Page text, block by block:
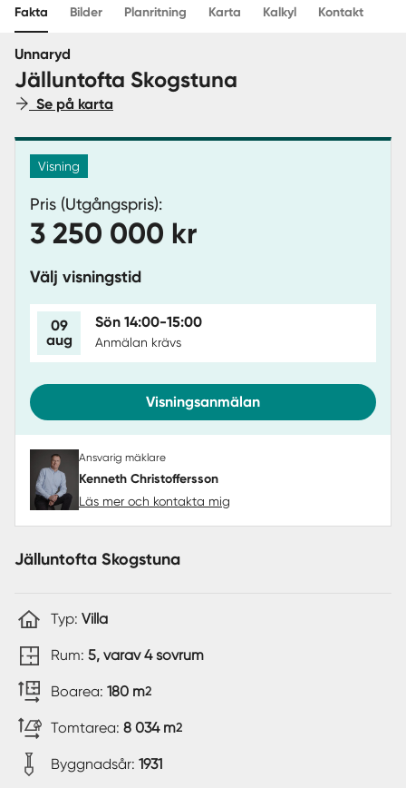
Sverige|
Fakta Bilder Planritning Karta Kalkyl Kontakt
Unnaryd
Jälluntofta Skogstuna
Se på karta
Visning
Pris (Utgångspris):
3 250 000 kr
Välj visningstid
09
aug
Sön 14:00-15:00
Anmälan krävs
Visningsanmälan
Ansvarig mäklare
Kenneth Christoffersson
Läs mer och kontakta mig
Jälluntofta Skogstuna
Typ: Villa
Rum: 5, varav 4 sovrum
Boarea: 180 m2
Tomtarea: 8 034 m2
Byggnadsår: 1931